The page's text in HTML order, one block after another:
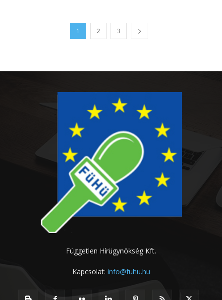
1 2 3
Független Hírügynökség Kft.
Kapcsolat: info@fuhu.hu